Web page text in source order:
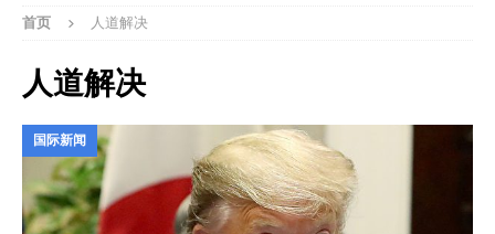
首页 人道解决
人道解决
国际新闻